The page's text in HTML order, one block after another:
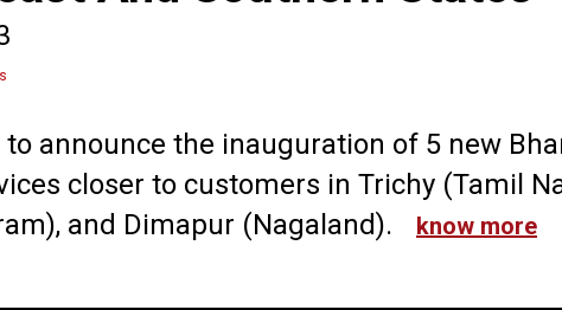
announce the inauguration of 5 new
closer to customers in Trichy (Tamil
and Dimapur (Nagaland).
know more